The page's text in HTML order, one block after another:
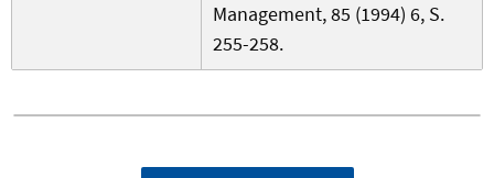
Management, 85 (1994) 6, S.
255-258.